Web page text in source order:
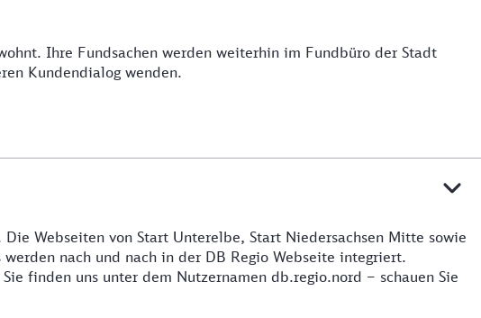
Ihre Fundsachen werden weiterhin im Fundbüro der Stadt
Kundendialog wenden.
Webseiten von Start Unterelbe, Start Niedersachsen Mitte sowie
nach und nach in der DB Regio Webseite integriert.
finden uns unter dem Nutzernamen db.regio.nord – schauen Sie